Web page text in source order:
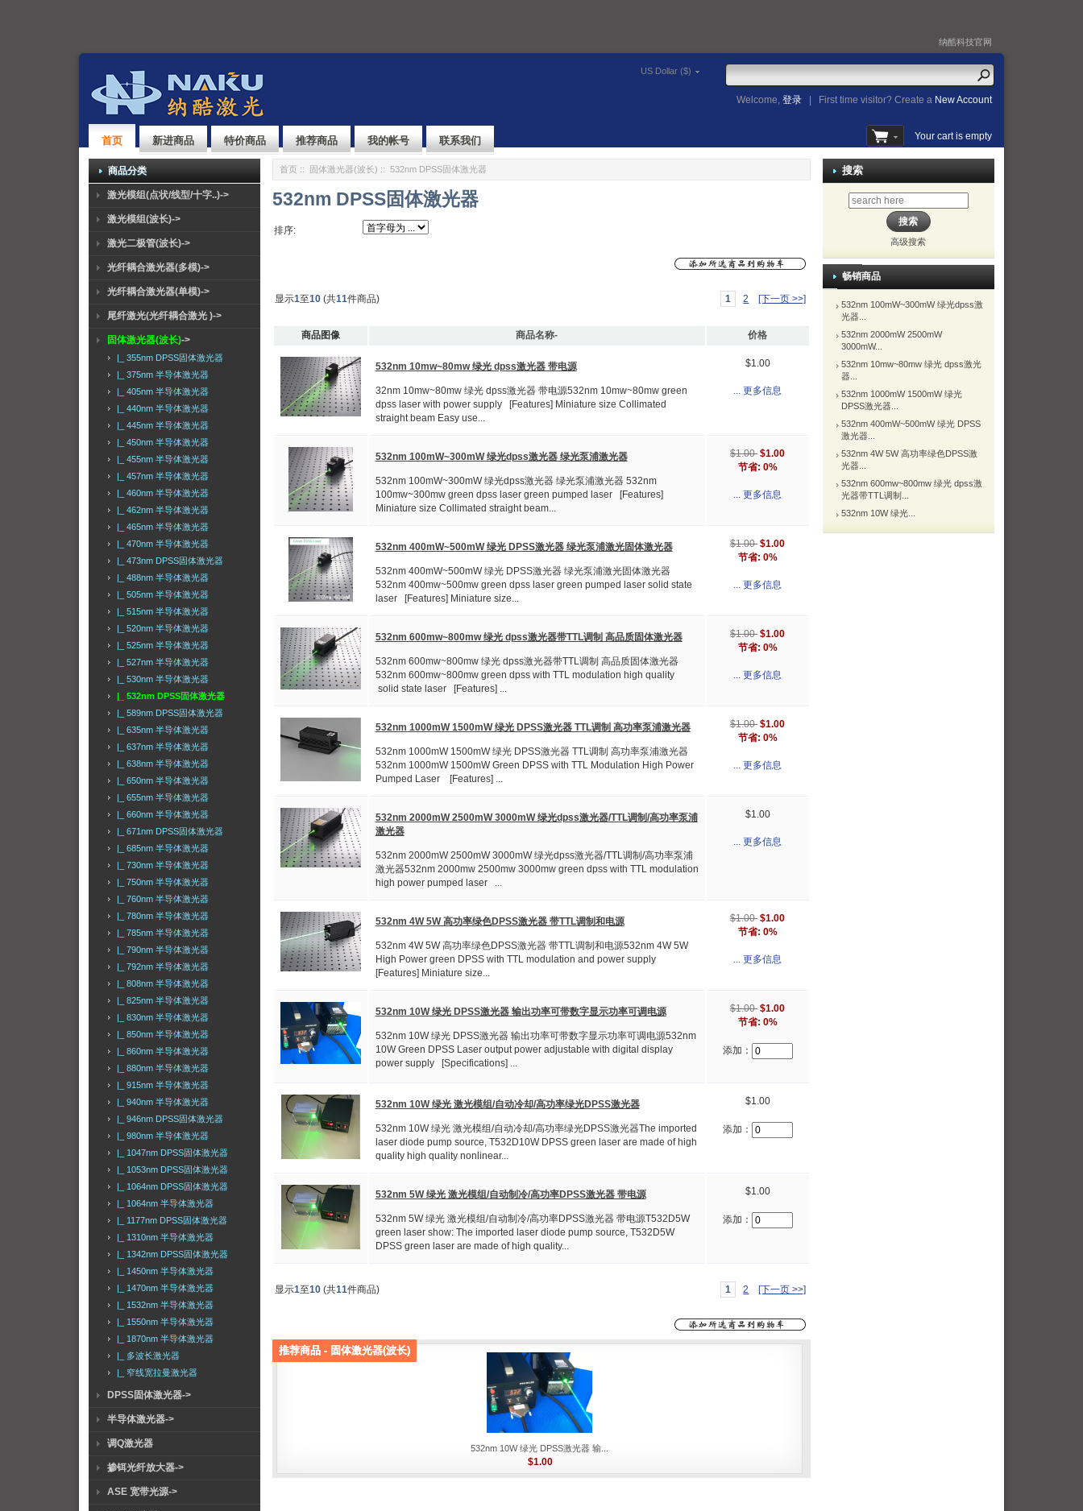
纳酷科技官网
US Dollar ($)
Welcome,登录 First time visitor? Create a New Account
首页 新进商品 特价商品 推荐商品 我的帐号 联系我们 Your cart is empty
商品分类
激光模组(点状/线型/十字..)->
激光模组(波长)->
激光二极管(波长)->
光纤耦合激光器(多模)->
光纤耦合激光器(单模)->
尾纤激光(光纤耦合激光 )->
固体激光器(波长)->
|_ 355nm DPSS固体激光器
|_ 375nm 半导体激光器
|_ 405nm 半导体激光器
|_ 440nm 半导体激光器
|_ 445nm 半导体激光器
|_ 450nm 半导体激光器
|_ 455nm 半导体激光器
|_ 457nm 半导体激光器
|_ 460nm 半导体激光器
|_ 462nm 半导体激光器
|_ 465nm 半导体激光器
|_ 470nm 半导体激光器
|_ 473nm DPSS固体激光器
|_ 488nm 半导体激光器
|_ 505nm 半导体激光器
|_ 515nm 半导体激光器
|_ 520nm 半导体激光器
|_ 525nm 半导体激光器
|_ 527nm 半导体激光器
|_ 530nm 半导体激光器
|_ 532nm DPSS固体激光器
|_ 589nm DPSS固体激光器
|_ 635nm 半导体激光器
|_ 637nm 半导体激光器
|_ 638nm 半导体激光器
|_ 650nm 半导体激光器
|_ 655nm 半导体激光器
|_ 660nm 半导体激光器
|_ 671nm DPSS固体激光器
|_ 685nm 半导体激光器
|_ 730nm 半导体激光器
|_ 750nm 半导体激光器
|_ 760nm 半导体激光器
|_ 780nm 半导体激光器
|_ 785nm 半导体激光器
|_ 790nm 半导体激光器
|_ 792nm 半导体激光器
|_ 808nm 半导体激光器
|_ 825nm 半导体激光器
|_ 830nm 半导体激光器
|_ 850nm 半导体激光器
|_ 860nm 半导体激光器
|_ 880nm 半导体激光器
|_ 915nm 半导体激光器
|_ 940nm 半导体激光器
|_ 946nm DPSS固体激光器
|_ 980nm 半导体激光器
|_ 1047nm DPSS固体激光器
|_ 1053nm DPSS固体激光器
|_ 1064nm DPSS固体激光器
|_ 1064nm 半导体激光器
|_ 1177nm DPSS固体激光器
|_ 1310nm 半导体激光器
|_ 1342nm DPSS固体激光器
|_ 1450nm 半导体激光器
|_ 1470nm 半导体激光器
|_ 1532nm 半导体激光器
|_ 1550nm 半导体激光器
|_ 1870nm 半导体激光器
|_ 多波长激光器
|_ 窄线宽拉曼激光器
DPSS固体激光器->
半导体激光器->
调Q激光器
掺铒光纤放大器->
ASE 宽带光源->
首页 :: 固体激光器(波长) :: 532nm DPSS固体激光器
532nm DPSS固体激光器
排序:
显示1至10(共11件商品) 1 2 [下一页 >>]
商品图像 商品名称- 价格
532nm 10mw~80mw 绿光 dpss激光器 带电源
32nm 10mw~80mw 绿光 dpss激光器 带电源532nm 10mw~80mw green
dpss laser with power supply [Features] Miniature size Collimated
straight beam Easy use...
$1.00
... 更多信息
532nm 100mW~300mW 绿光dpss激光器 绿光泵浦激光器
532nm 100mW~300mW 绿光dpss激光器 绿光泵浦激光器 532nm
100mw~300mw green dpss laser green pumped laser [Features]
Miniature size Collimated straight beam...
$1.00 $1.00
节省: 0%
... 更多信息
532nm 400mW~500mW 绿光 DPSS激光器 绿光泵浦激光固体激光器
532nm 400mW~500mW 绿光 DPSS激光器 绿光泵浦激光固体激光器
532nm 400mw~500mw green dpss laser green pumped laser solid state
laser [Features] Miniature size...
$1.00 $1.00
节省: 0%
... 更多信息
532nm 600mw~800mw 绿光 dpss激光器带TTL调制 高品质固体激光器
532nm 600mw~800mw 绿光 dpss激光器带TTL调制 高品质固体激光器
532nm 600mw~800mw green dpss with TTL modulation high quality
solid state laser [Features] ...
$1.00 $1.00
节省: 0%
... 更多信息
532nm 1000mW 1500mW 绿光 DPSS激光器 TTL调制 高功率泵浦激光器
532nm 1000mW 1500mW 绿光 DPSS激光器 TTL调制 高功率泵浦激光器
532nm 1000mW 1500mW Green DPSS with TTL Modulation High Power
Pumped Laser [Features] ...
$1.00 $1.00
节省: 0%
... 更多信息
532nm 2000mW 2500mW 3000mW 绿光dpss激光器/TTL调制/高功率泵浦
激光器
532nm 2000mW 2500mW 3000mW 绿光dpss激光器/TTL调制/高功率泵浦
激光器532nm 2000mw 2500mw 3000mw green dpss with TTL modulation
high power pumped laser ...
$1.00
... 更多信息
532nm 4W 5W 高功率绿色DPSS激光器 带TTL调制和电源
532nm 4W 5W 高功率绿色DPSS激光器 带TTL调制和电源532nm 4W 5W
High Power green DPSS with TTL modulation and power supply
[Features] Miniature size...
$1.00 $1.00
节省: 0%
... 更多信息
532nm 10W 绿光 DPSS激光器 输出功率可带数字显示功率可调电源
532nm 10W 绿光 DPSS激光器 输出功率可带数字显示功率可调电源532nm
10W Green DPSS Laser output power adjustable with digital display
power supply [Specifications] ...
$1.00 $1.00
节省: 0%
添加：
532nm 10W 绿光 激光模组/自动冷却/高功率绿光DPSS激光器
532nm 10W 绿光 激光模组/自动冷却/高功率绿光DPSS激光器The imported
laser diode pump source, T532D10W DPSS green laser are made of high
quality high quality nonlinear...
$1.00
添加：
532nm 5W 绿光 激光模组/自动制冷/高功率DPSS激光器 带电源
532nm 5W 绿光 激光模组/自动制冷/高功率DPSS激光器 带电源T532D5W
green laser show: The imported laser diode pump source, T532D5W
DPSS green laser are made of high quality...
$1.00
添加：
显示1至10(共11件商品) 1 2 [下一页 >>]
推荐商品 - 固体激光器(波长)
532nm 10W 绿光 DPSS激光器 输...
$1.00
搜索
高级搜索
畅销商品
532nm 100mW~300mW 绿光dpss激
光器...
532nm 2000mW 2500mW
3000mW...
532nm 10mw~80mw 绿光 dpss激光
器...
532nm 1000mW 1500mW 绿光
DPSS激光器...
532nm 400mW~500mW 绿光 DPSS
激光器...
532nm 4W 5W 高功率绿色DPSS激
光器...
532nm 600mw~800mw 绿光 dpss激
光器带TTL调制...
532nm 10W 绿光...